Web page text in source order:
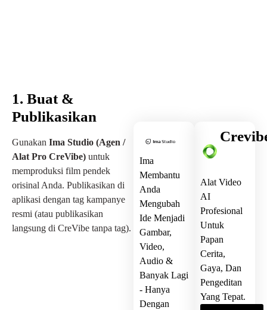
1. Buat &
Publikasikan
Gunakan Ima Studio (Agen /
Alat Pro CreVibe) untuk
memproduksi film pendek
orisinal Anda. Publikasikan di
aplikasi dengan tag kampanye
resmi (atau publikasikan
langsung di CreVibe tanpa tag).
Ima
Membantu
Anda
Mengubah
Ide Menjadi
Gambar,
Video,
Audio &
Banyak Lagi
- Hanya
Dengan
Alat Video
AI
Profesional
Untuk
Papan
Cerita,
Gaya, Dan
Pengeditan
Yang Tepat.